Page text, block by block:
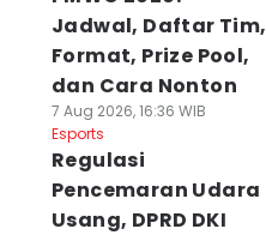
Jadwal, Daftar Tim,
Format, Prize Pool,
dan Cara Nonton
7 Aug 2026, 16:36 WIB
Esports
Regulasi
Pencemaran Udara
Usang, DPRD DKI